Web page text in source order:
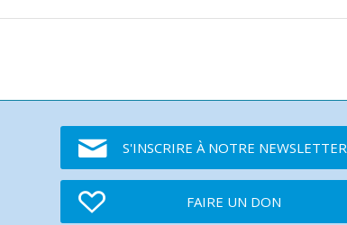
S'INSCRIRE À NOTRE NEWSLETTER
FAIRE UN DON